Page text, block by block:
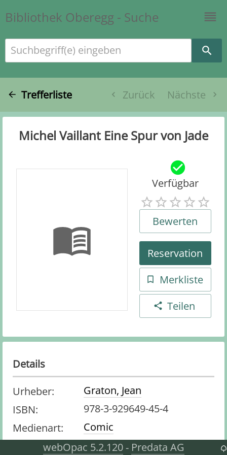
Bibliothek Oberegg - Suche
Suchbegriff(e) eingeben
Trefferliste Zurück Nächste
Michel Vaillant Eine Spur von Jade
Verfügbar
Bewerten
Reservation
Merkliste
Teilen
Details
Urheber:
Graton, Jean
ISBN:
978-3-929649-45-4
Medienart:
Comic
webOpac 5.2.120- Predata AG